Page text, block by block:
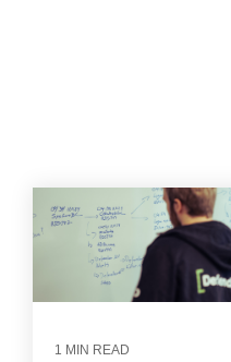
1 MIN READ